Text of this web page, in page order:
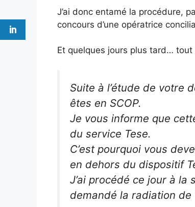
J’ai donc entamé la procédure,
concours d’une opératrice
Et quelques jours plus tard… tout
Suite à l’étude de votre
êtes en SCOP.
Je vous informe que
du service Tese.
C’est pourquoi vous
en dehors du dispositif
J’ai procédé ce jour à
demandé la radiation